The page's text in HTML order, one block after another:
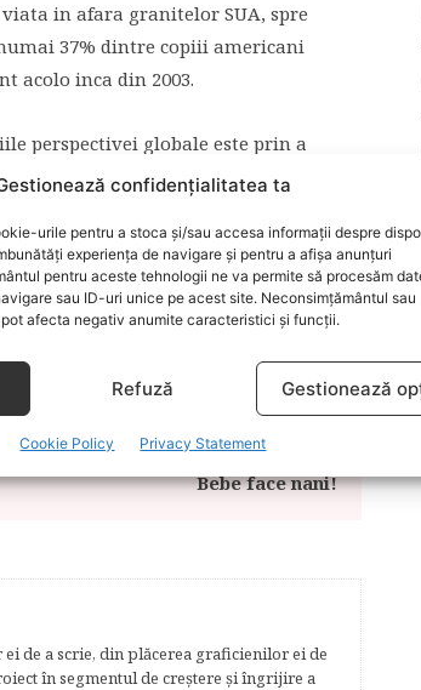
confidențialitatea ta
urile pentru a stoca și/sau accesa informații despre
experiența de navigare și pentru a afișa anunțuri
pentru aceste tehnologii ne va permite să procesăm
sau ID-uri unice pe acest site. Neconsimțământul sau
afecta negativ anumite caracteristici și funcții.
Refuză Gestionează
Cookie Policy Privacy Statement
in afara granitelor SUA, spre
37% dintre copiii americani
acolo inca din 2003.
perspectivei globale este prin a
incepi sa-i povestesti copilului de
ARTICOLUL URMĂTOR
Bebe face nani!
de a scrie, din plăcerea graficienilor ei de
în segmentul de creştere şi îngrijire a